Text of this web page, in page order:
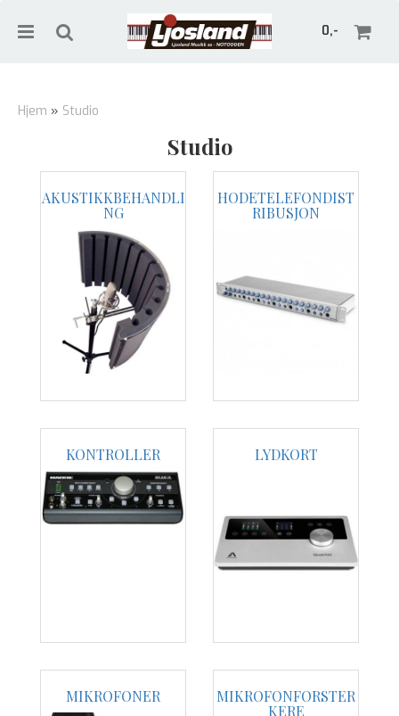
0,-
Hjem » Studio
Studio
AKUSTIKKBEHANDLI
NG
HODETELEFONDIST
RIBUSJON
KONTROLLER LYDKORT
MIKROFONER
MIKROFONFORSTER
KERE
Trykk ENTER for å søke